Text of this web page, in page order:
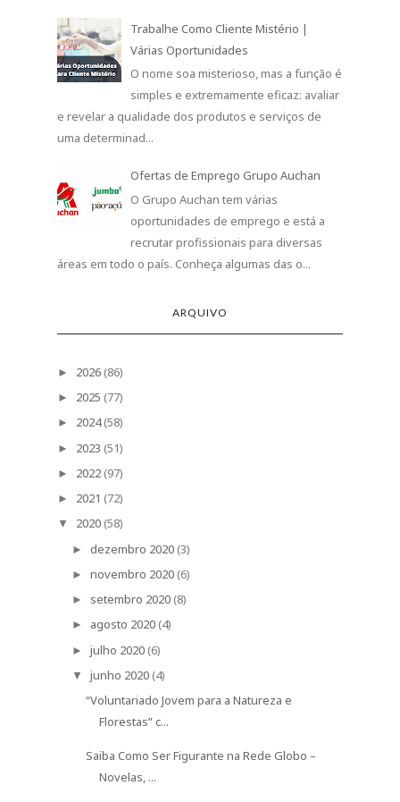
Trabalhe Como Cliente Mistério |
Várias Oportunidades
O nome soa misterioso, mas a função é
simples e extremamente eficaz: avaliar
e revelar a qualidade dos produtos e serviços de
uma determinad...
Ofertas de Emprego Grupo Auchan
O Grupo Auchan tem várias
oportunidades de emprego e está a
recrutar profissionais para diversas
áreas em todo o país. Conheça algumas das o...
ARQUIVO
► 2026 (86)
► 2025 (77)
► 2024 (58)
► 2023 (51)
► 2022 (97)
► 2021 (72)
▼ 2020 (58)
► dezembro 2020 (3)
► novembro 2020 (6)
► setembro 2020 (8)
► agosto 2020 (4)
► julho 2020 (6)
▼ junho 2020 (4)
“Voluntariado Jovem para a Natureza e
Florestas” c...
Saiba Como Ser Figurante na Rede Globo –
Novelas, ...